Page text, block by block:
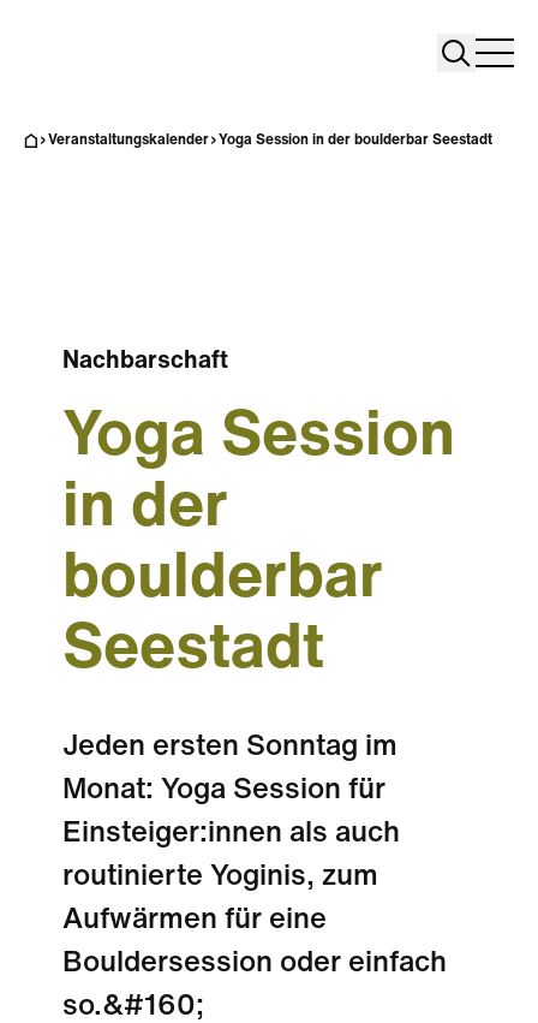
Search
Veranstaltungskalender Yoga Session in der boulderbar Seestadt
Nachbarschaft
Yoga Session
in der
boulderbar
Seestadt
Jeden ersten Sonntag im
Monat: Yoga Session für
Einsteiger:innen als auch
routinierte Yoginis, zum
Aufwärmen für eine
Bouldersession oder einfach
so.&#160;